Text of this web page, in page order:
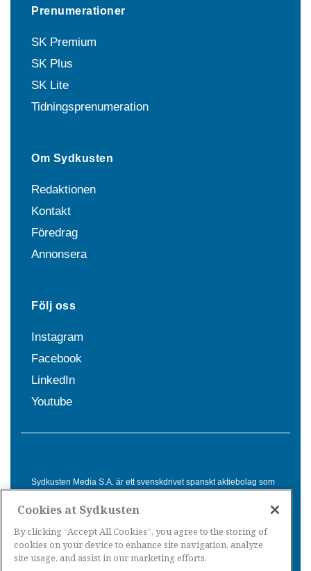
Prenumerationer
SK Premium
SK Plus
SK Lite
Tidningsprenumeration
Om Sydkusten
Redaktionen
Kontakt
Föredrag
Annonsera
Följ oss
Instagram
Facebook
LinkedIn
Youtube
Sydkusten Media S.A. är ett svenskdrivet spanskt aktiebolag som
Spanien. Genom nyhetsbevakning av hela Spanien, med bas på
informationsförmedling för svenskar i Spanien.
Cookies at Sydkusten
By clicking “Accept All Cookies”, you agree to the storing of
cookies on your device to enhance site navigation, analyze
site usage, and assist in our marketing efforts.